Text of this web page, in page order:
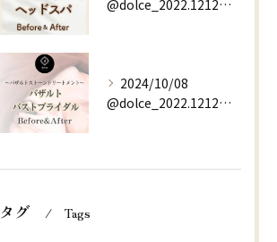
@dolce_2022.1212⇚他の投稿はこちらから
2024/10/08
@dolce_2022.1212⇚他の投稿はこちらから
タグ Tags